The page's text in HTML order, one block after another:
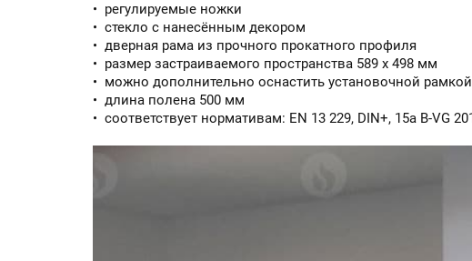
• регулируемые ножки
• стекло с нанесённым декором
• дверная рама из прочного прокатного профиля
• размер застраиваемого пространства 589 x 498 мм
• можно дополнительно оснастить установочной рамкой
• длина полена 500 мм
• соответствует нормативам: EN 13 229, DIN+, 15а B-VG